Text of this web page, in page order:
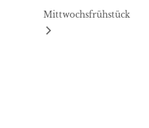
Mittwochsfrühstück